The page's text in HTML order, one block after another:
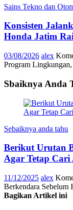
Sains Tekno dan
Konsisten
Honda Jatim
03/08/2026 alex
Program
Sbaiknya Anda
Sebaiknya anda tahu
Berikut Urutan
Agar Tetap
11/12/2025 alex
Berkendara Sebelum
Bagikan Artikel ini